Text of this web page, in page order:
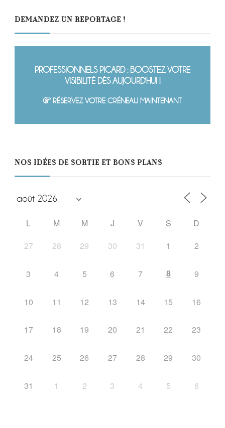
DEMANDEZ UN REPORTAGE !
PROFESSIONNELS PICARD : BOOSTEZ VOTRE
VISIBILITÉ DÈS AUJOURD'HUI !
RÉSERVEZ VOTRE CRÉNEAU MAINTENANT
NOS IDÉES DE SORTIE ET BONS PLANS
L M M J V S
D
27
28 29 30 31 1 2
3 4 5 6 7 8 9
10 11 12 13 14 15 16
17 18 19 20 21 22 23
24 25 26 27 28 29 30
31 1 2 3 4 5 6